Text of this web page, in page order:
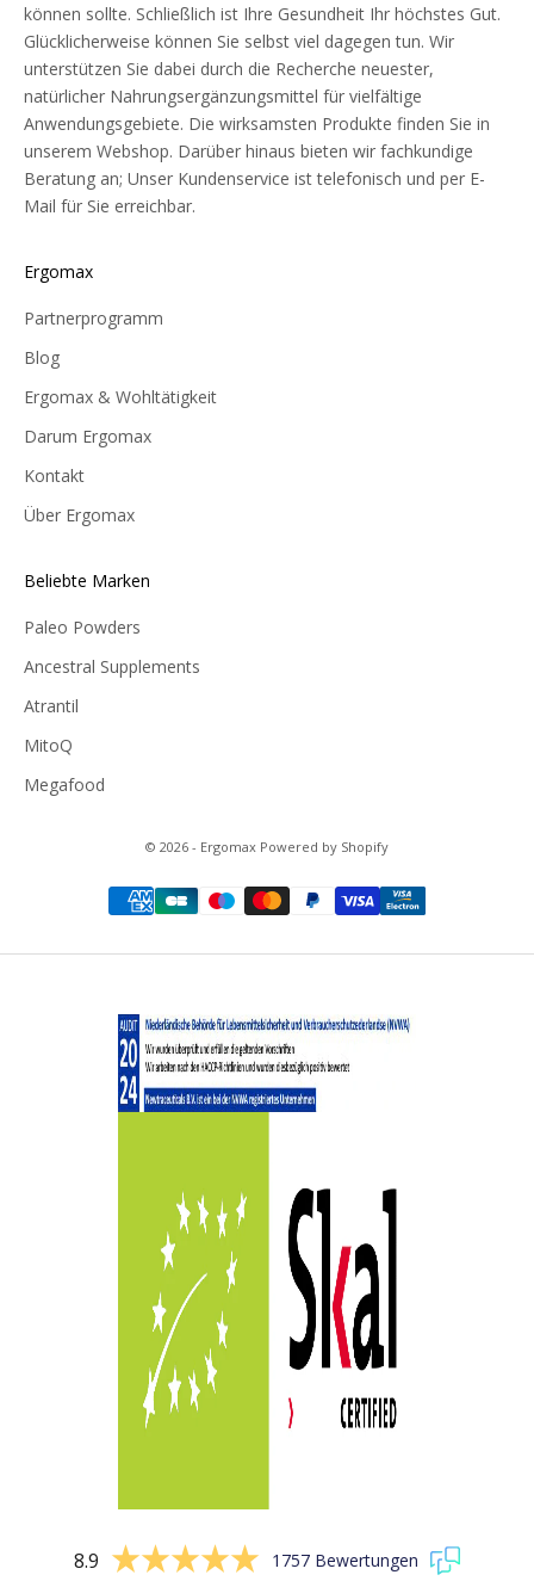
können sollte. Schließlich ist Ihre Gesundheit Ihr höchstes Gut.
Glücklicherweise können Sie selbst viel dagegen tun. Wir
unterstützen Sie dabei durch die Recherche neuester,
natürlicher Nahrungsergänzungsmittel für vielfältige
Anwendungsgebiete. Die wirksamsten Produkte finden Sie in
unserem Webshop. Darüber hinaus bieten wir fachkundige
Beratung an; Unser Kundenservice ist telefonisch und per E-
Mail für Sie erreichbar.
Ergomax
Partnerprogramm
Blog
Ergomax & Wohltätigkeit
Darum Ergomax
Kontakt
Über Ergomax
Beliebte Marken
Paleo Powders
Ancestral Supplements
Atrantil
MitoQ
Megafood
© 2026 - Ergomax Powered by Shopify
8.9 1757 Bewertungen